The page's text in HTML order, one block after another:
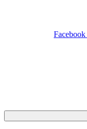
Facebook